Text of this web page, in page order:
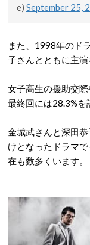
e) September 25,
また、1998年のド
子さんとともに主演
女子高生の援助交
最終回には28.3%を
金城武さんと深田
けとなったドラマ
在も数多くいます。